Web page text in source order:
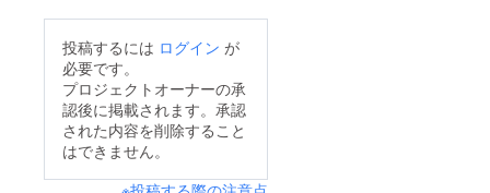
投稿するには ログイン が
必要です。
プロジェクトオーナーの承
認後に掲載されます。承認
された内容を削除すること
はできません。